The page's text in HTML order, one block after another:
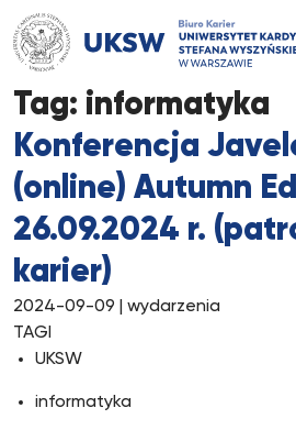
Przejdź
do
treści
Tag: informatyka
Konferencja
(online) Autumn
26.09.2024 r.
karier)
2024-09-09 | wydarzenia
TAGI
UKSW
informatyka